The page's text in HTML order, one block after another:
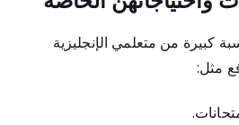
كبيرة من متعلمي الإنجليزية
مثل: